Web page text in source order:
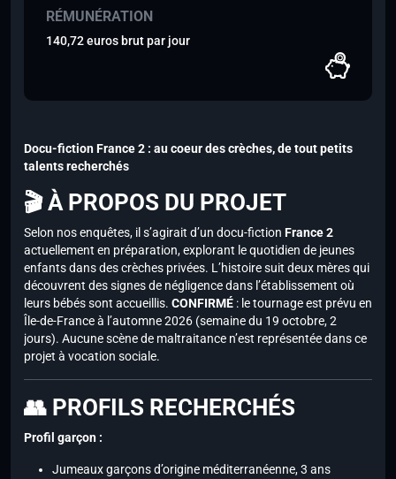
RÉMUNÉRATION
140,72 euros brut par jour
Docu-fiction France 2 : au coeur des crèches, de tout petits
talents recherchés
🎬 À PROPOS DU PROJET
Selon nos enquêtes, il s’agirait d’un docu-fiction France 2
actuellement en préparation, explorant le quotidien de jeunes
enfants dans des crèches privées. L’histoire suit deux mères qui
découvrent des signes de négligence dans l’établissement où
leurs bébés sont accueillis. CONFIRMÉ : le tournage est prévu en
Île-de-France à l’automne 2026 (semaine du 19 octobre, 2
jours). Aucune scène de maltraitance n’est représentée dans ce
projet à vocation sociale.
👥 PROFILS RECHERCHÉS
Profil garçon :
Jumeaux garçons d’origine méditerranéenne, 3 ans